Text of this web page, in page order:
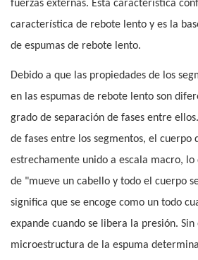
fuerzas externas. Esta característica
característica de rebote lento y es la
de espumas de rebote lento.
Debido a que las propiedades de los
en las espumas de rebote lento son
grado de separación de fases entre
de fases entre los segmentos, el cuerpo
estrechamente unido a escala macro,
de "mueve un cabello y todo el cuerpo
significa que se encoge como un todo
expande cuando se libera la presión.
microestructura de la espuma